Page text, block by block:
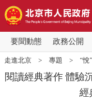
要聞動態 政務公開
要聞動態
黨中央精神
走進北京> 專題 > “悅
閱讀經典著作 體驗
經